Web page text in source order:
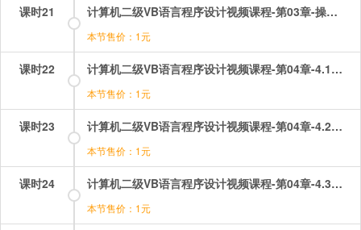
课时21 计算机二级VB语言程序设计视频课程-第03章-操作：编写简单的应用程序.mp4
本节售价：1元
课时22 计算机二级VB语言程序设计视频课程-第04章-4.1数据类型.mp4
本节售价：1元
课时23 计算机二级VB语言程序设计视频课程-第04章-4.2常量和变量.mp4
本节售价：1元
课时24 计算机二级VB语言程序设计视频课程-第04章-4.3变量的作用域.mp4
本节售价：1元